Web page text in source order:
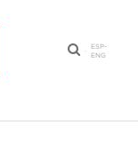
·
ESP-
ENG